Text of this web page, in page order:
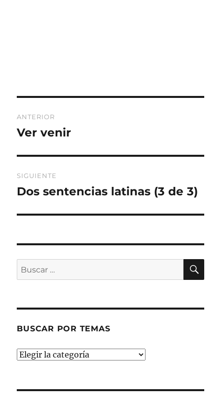
de
ANTERIOR
Entrada
Ver venir
SIGUIENTE
Entrada
Dos sentencias latinas (3 de 3)
Buscar
por:
BUSCAR POR TEMAS
Buscar